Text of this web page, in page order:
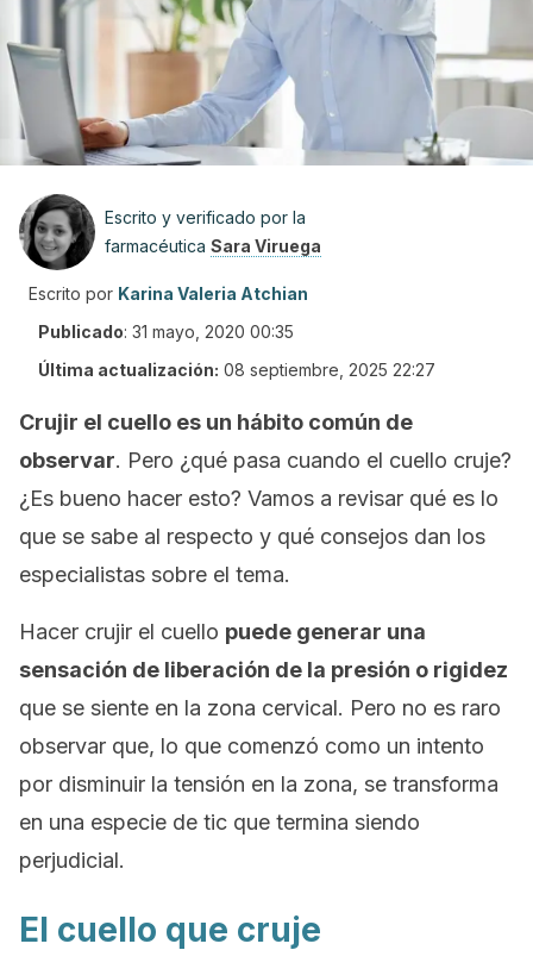
Escrito y verificado por la
farmacéutica Sara Viruega
Escrito por Karina Valeria Atchian
Publicado: 31 mayo, 2020 00:35
Última actualización: 08 septiembre, 2025 22:27
Crujir el cuello es un hábito común de
observar. Pero ¿qué pasa cuando el cuello cruje?
¿Es bueno hacer esto? Vamos a revisar qué es lo
que se sabe al respecto y qué consejos dan los
especialistas sobre el tema.
Hacer crujir el cuello puede generar una
sensación de liberación de la presión o rigidez
que se siente en la zona cervical. Pero no es raro
observar que, lo que comenzó como un intento
por disminuir la tensión en la zona, se transforma
en una especie de tic que termina siendo
perjudicial.
El cuello que cruje